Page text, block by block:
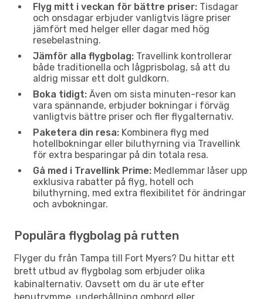
Flyg mitt i veckan för bättre priser: Tisdagar
och onsdagar erbjuder vanligtvis lägre priser
jämfört med helger eller dagar med hög
resebelastning.
Jämför alla flygbolag: Travellink kontrollerar
både traditionella och lågprisbolag, så att du
aldrig missar ett dolt guldkorn.
Boka tidigt: Även om sista minuten-resor kan
vara spännande, erbjuder bokningar i förväg
vanligtvis bättre priser och fler flygalternativ.
Paketera din resa: Kombinera flyg med
hotellbokningar eller biluthyrning via Travellink
för extra besparingar på din totala resa.
Gå med i Travellink Prime: Medlemmar låser upp
exklusiva rabatter på flyg, hotell och
biluthyrning, med extra flexibilitet för ändringar
och avbokningar.
Populära flygbolag på rutten
Flyger du från Tampa till Fort Myers? Du hittar ett
brett utbud av flygbolag som erbjuder olika
kabinalternativ. Oavsett om du är ute efter